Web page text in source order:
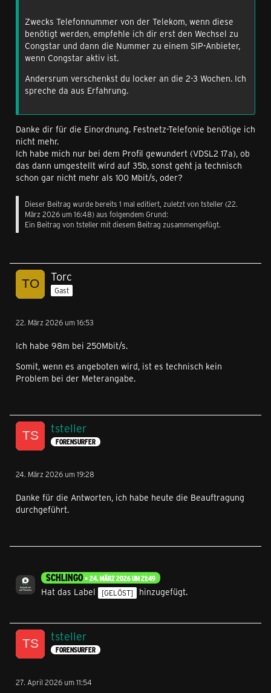
Zwecks Telefonnummer von der Telekom, wenn diese
benötigt werden, empfehle ich dir erst den Wechsel zu
Congstar und dann die Nummer zu einem SIP-Anbieter,
wenn Congstar aktiv ist.
Andersrum verschenkst du locker an die 2-3 Wochen. Ich
spreche da aus Erfahrung.
Danke dir für die Einordnung. Festnetz-Telefonie benötige ich
nicht mehr.
Ich habe mich nur bei dem Profil gewundert (VDSL2 17a), ob
das dann umgestellt wird auf 35b, sonst geht ja technisch
schon gar nicht mehr als 100 Mbit/s, oder?
Dieser Beitrag wurde bereits 1 mal editiert, zuletzt von tsteller(22.
März 2026 um 16:48) aus folgendem Grund:
Ein Beitrag von tsteller mit diesem Beitrag zusammengefügt.
Torc
Gast
22. März 2026 um 16:53
Ich habe 98m bei 250Mbit/s.
Somit, wenn es angeboten wird, ist es technisch kein
Problem bei der Meterangabe.
tsteller
FORENSURFER
24. März 2026 um 19:28
Danke für die Antworten, ich habe heute die Beauftragung
durchgeführt.
SCHLINGO 24. MÄRZ 2026 UM 21:49
Hat das Label [GELÖST] hinzugefügt.
tsteller
FORENSURFER
27. April 2026 um 11:54